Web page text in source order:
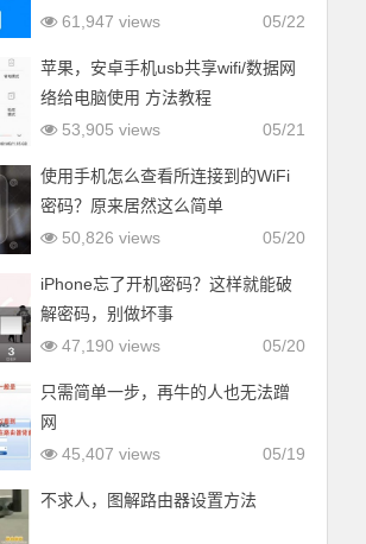
05/22
61,947 views
苹果，安卓手机usb共享wifi/数据网
络给电脑使用 方法教程
05/21
53,905 views
使用手机怎么查看所连接到的WiFi
密码？原来居然这么简单
05/20
50,826 views
iPhone忘了开机密码？这样就能破
解密码，别做坏事
05/20
47,190 views
只需简单一步，再牛的人也无法蹭
网
05/19
45,407 views
不求人，图解路由器设置方法